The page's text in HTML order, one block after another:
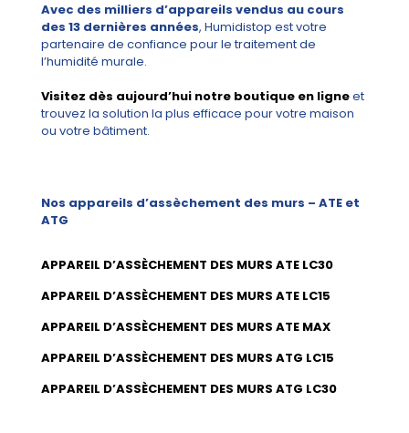
Avec des milliers d’appareils vendus au cours
des 13 dernières années, Humidistop est votre
partenaire de confiance pour le traitement de
l’humidité murale.
Visitez dès aujourd’hui notre boutique en ligneet
trouvez la solution la plus efficace pour votre maison
ou votre bâtiment.
Nos appareils d’assèchement des murs – ATE et
ATG
APPAREIL D’ASSÈCHEMENT DES MURS ATE LC30
APPAREIL D’ASSÈCHEMENT DES MURS ATE LC15
APPAREIL D’ASSÈCHEMENT DES MURS ATE MAX
APPAREIL D’ASSÈCHEMENT DES MURS ATG LC15
APPAREIL D’ASSÈCHEMENT DES MURS ATG LC30